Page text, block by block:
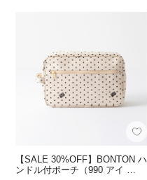
【SALE 30%OFF】BONTON ハ
ンドル付ポーチ（990 アイ …